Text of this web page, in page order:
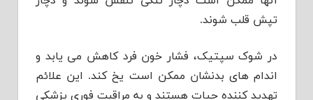
تپش قلب شوند.
در شوک سپتیک، فشار خون فرد کاهش می یابد و
اندام های بدنشان ممکن است یخ کند. این علائم
تهدید کننده حیات هستند و به مراقبت فوری پزشکی